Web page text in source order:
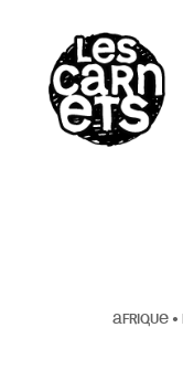
AFRIQUE •